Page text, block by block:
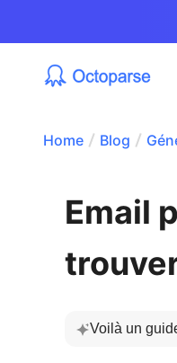
Home Blog
Email
Voilà un